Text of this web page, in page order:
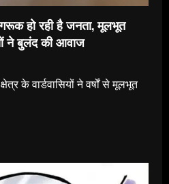
हो रही है जनता, मूलभूत
ने बुलंद की आवाज
के वार्डवासियों ने वर्षों से मूलभूत